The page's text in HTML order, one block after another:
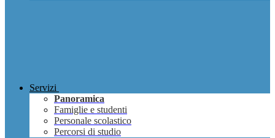
Servizi
Panoramica
Famiglie e studenti
Personale scolastico
Percorsi di studio